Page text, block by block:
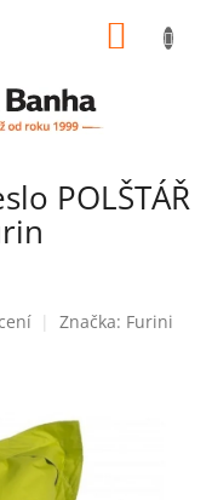
POLŠTÁŘ
Značka: Furini